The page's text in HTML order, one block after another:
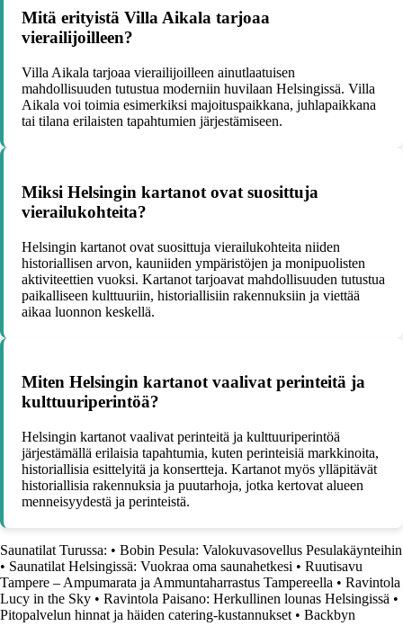
Mitä erityistä Villa Aikala tarjoaa
vierailijoilleen?
Villa Aikala tarjoaa vierailijoilleen ainutlaatuisen
mahdollisuuden tutustua moderniin huvilaan Helsingissä. Villa
Aikala voi toimia esimerkiksi majoituspaikkana, juhlapaikkana
tai tilana erilaisten tapahtumien järjestämiseen.
Miksi Helsingin kartanot ovat suosittuja
vierailukohteita?
Helsingin kartanot ovat suosittuja vierailukohteita niiden
historiallisen arvon, kauniiden ympäristöjen ja monipuolisten
aktiviteettien vuoksi. Kartanot tarjoavat mahdollisuuden tutustua
paikalliseen kulttuuriin, historiallisiin rakennuksiin ja viettää
aikaa luonnon keskellä.
Miten Helsingin kartanot vaalivat perinteitä ja
kulttuuriperintöä?
Helsingin kartanot vaalivat perinteitä ja kulttuuriperintöä
järjestämällä erilaisia tapahtumia, kuten perinteisiä markkinoita,
historiallisia esittelyitä ja konsertteja. Kartanot myös ylläpitävät
historiallisia rakennuksia ja puutarhoja, jotka kertovat alueen
menneisyydestä ja perinteistä.
Saunatilat Turussa: • Bobin Pesula: Valokuvasovellus Pesulakäynteihin
• Saunatilat Helsingissä: Vuokraa oma saunahetkesi • Ruutisavu
Tampere – Ampumarata ja Ammuntaharrastus Tampereella • Ravintola
Lucy in the Sky • Ravintola Paisano: Herkullinen lounas Helsingissä •
Pitopalvelun hinnat ja häiden catering-kustannukset • Backbyn